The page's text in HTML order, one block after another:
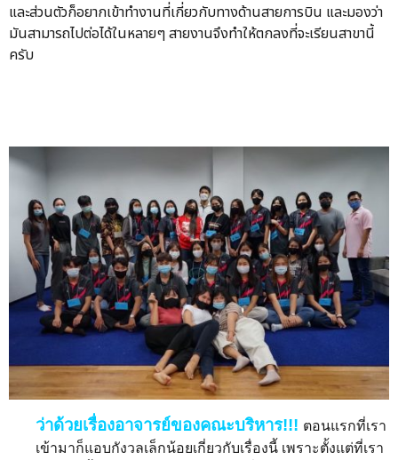
และส่วนตัวก็อยากเข้าทำงานที่เกี่ยวกับทางด้านสายการบิน และมองว่า
มันสามารถไปต่อได้ในหลายๆ สายงานจึงทำให้ตกลงที่จะเรียนสาขานี้
ครับ
ว่าด้วยเรื่องอาจารย์ของคณะบริหาร!!! ตอนแรกที่เรา
เข้ามาก็แอบกังวลเล็กน้อยเกี่ยวกับเรื่องนี้ เพราะตั้งแต่ที่เรา